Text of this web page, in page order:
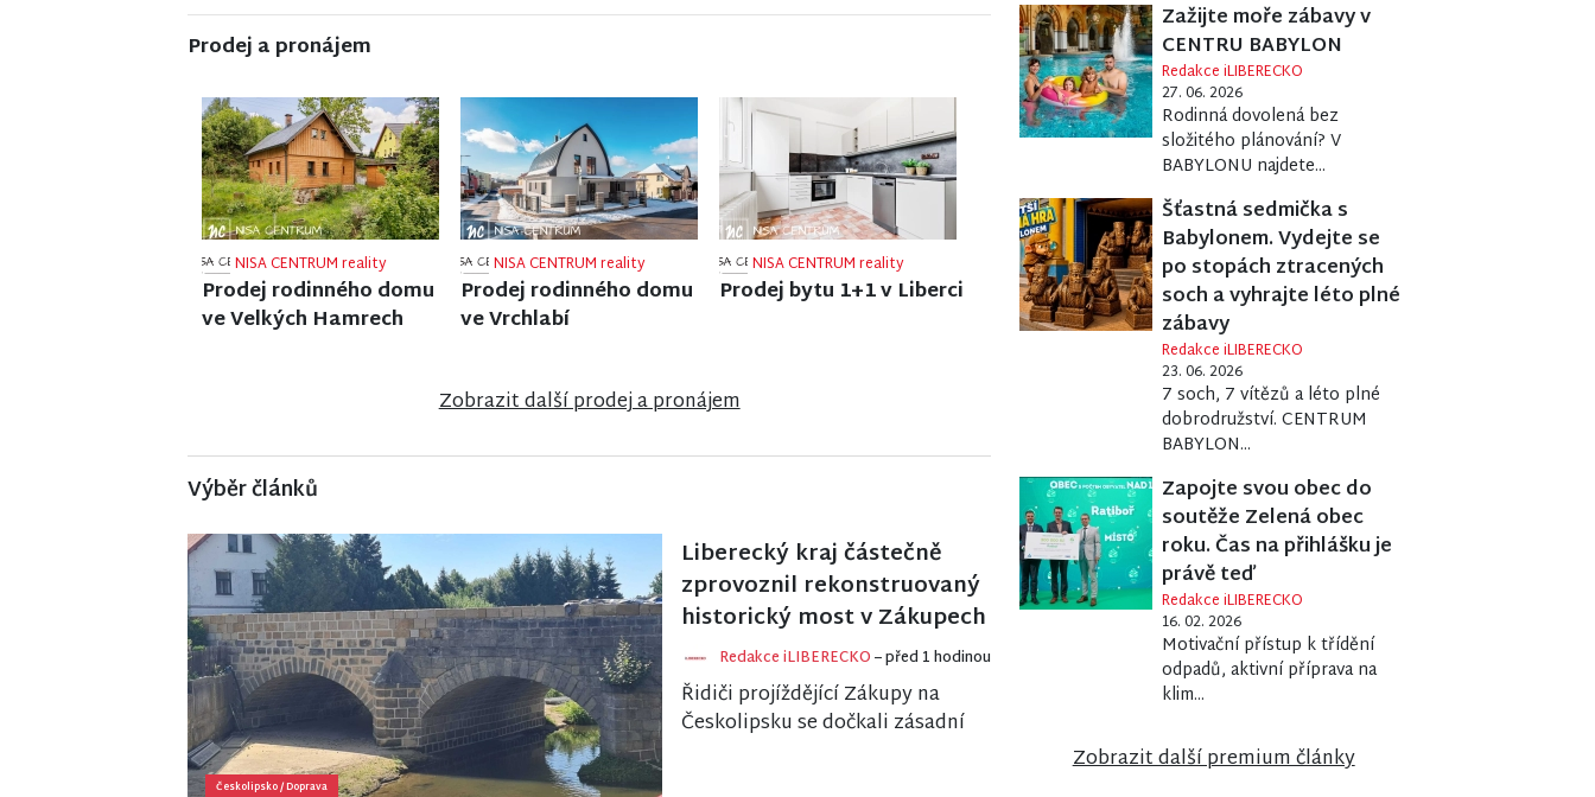
Prodej a pronájem
NISA CENTRUM reality
Prodej činžovního domu
v Jablonci nad Nisou
NISA CENTRUM reality
Prodej rodinného domu
ve Stráži nad Nisou
NISA CENTRUM reality
Prodej bungalovu v
Zobrazit další prodej a pronájem
Výběr článků
Českolipsko/Doprava
Liberecký kraj částečně
zprovoznil rekonstruovaný
historický most v Zákupech
Redakce iLIBERECKO– před 1 hodinou
Řidiči projíždějící Zákupy na
Českolipsku se dočkali zásadní
Zažijte moře zábavy v
CENTRU BABYLON
Redakce iLIBERECKO
27. 06. 2026
Rodinná dovolená bez
složitého plánování? V
BABYLONU najdete...
Šťastná sedmička s
Babylonem. Vydejte se
po stopách ztracených
soch a vyhrajte léto plné
zábavy
Redakce iLIBERECKO
23. 06. 2026
7 soch, 7 vítězů a léto plné
dobrodružství. CENTRUM
BABYLON...
Zapojte svou obec do
soutěže Zelená obec
roku. Čas na přihlášku je
právě teď
Redakce iLIBERECKO
16. 02. 2026
Motivační přístup k třídění
odpadů, aktivní příprava na
klim...
Zobrazit další premium články